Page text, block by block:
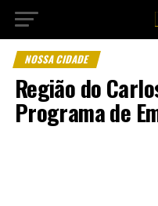
NOSSA CIDADE
Região do
Programa de